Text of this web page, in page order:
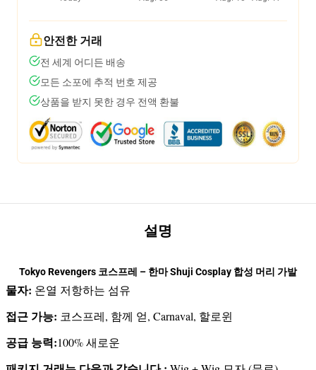
안전한 거래
전 세계 어디든 배송
모든 소포에 추적 번호 제공
상품을 받지 못한 경우 전액 환불
설명
Tokyo Revengers 코스프레 – 한마 Shuji Cosplay 합성 머리 가발
물자: 온열 저항하는 섬유
접근 가능: 코스프레, 함께 얻, Carnaval, 할로윈
공급 능력:100% 새로운